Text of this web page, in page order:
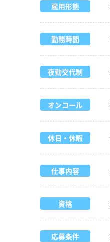
雇用形態
勤務時間
夜勤交代制
オンコール
休日・休暇
仕事内容
資格
応募条件